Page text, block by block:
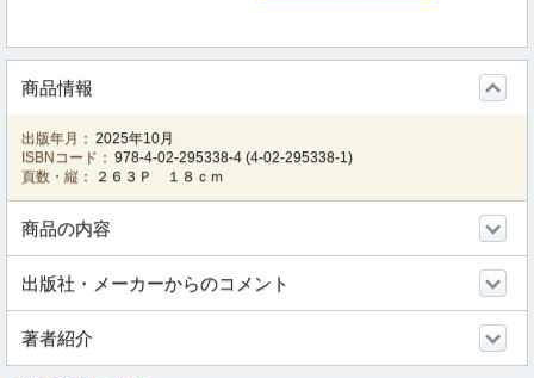
商品情報
出版年月： 2025年10月
ISBNコード： 978-4-02-295338-4 (4-02-295338-1)
頁数・縦：
２６３Ｐ １８ｃｍ
商品の内容
出版社・メーカーからのコメント
著者紹介